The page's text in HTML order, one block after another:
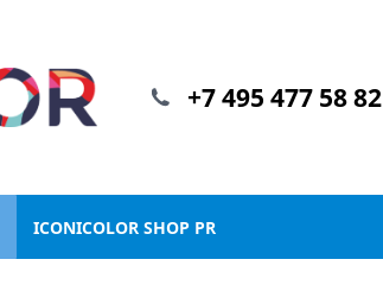
+7 495 477 58 82
ICONICOLOR SHOP PR